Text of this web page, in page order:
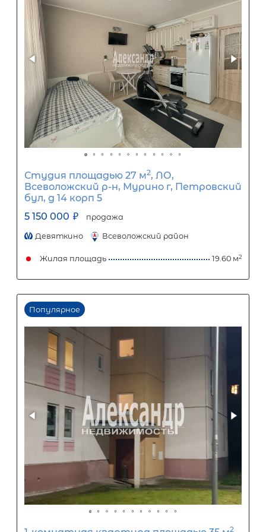
2-комнатная квартира площадью
ЛО, Ломоносовский р-н, Большая
пос, Астанина ул, д 11
4 700 000 ₽ продажа
Беговая Ломоносовский район
Жилая площадь
Популярное